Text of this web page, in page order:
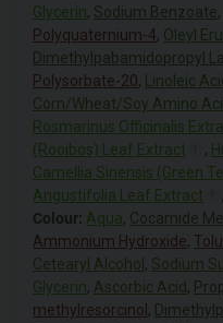
Glycerin, Sodium Benzoate,
Polyquaternium-4, Oleyl
Dimethylpabamidopropyl
Polysorbate-20, Linoleic
Corn/Wheat/Soy Amino
Rosmarinus Officinalis
(Rooibos) Leaf Extract
,
Camellia Sinensis (Green
Angustifolia Leaf Extract
Colour: Aqua, Cocamide
Ammonium Hydroxide,
Cetearyl Alcohol , Sodium
Glycerin, Ascorbic Acid,
methylresorcinol ,